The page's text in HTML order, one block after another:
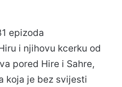
epizoda
i njihovu kcerku od
pored Hire i Sahre,
koja je bez svijesti